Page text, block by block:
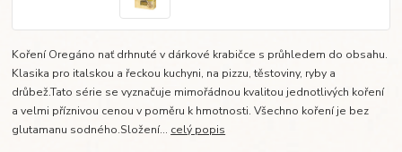
Koření Oregáno nať drhnuté v dárkové krabičce s průhledem do obsahu.
Klasika pro italskou a řeckou kuchyni, na pizzu, těstoviny, ryby a
drůbež.Tato série se vyznačuje mimořádnou kvalitou jednotlivých koření
a velmi příznivou cenou v poměru k hmotnosti. Všechno koření je bez
glutamanu sodného.Složení... celý popis